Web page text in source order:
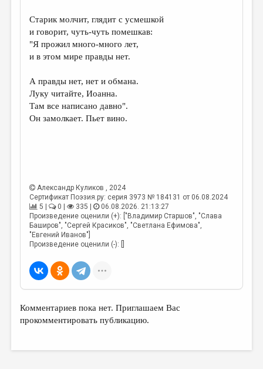
Старик молчит, глядит с усмешкой
и говорит, чуть-чуть помешкав:
"Я прожил много-много лет,
и в этом мире правды нет.
А правды нет, нет и обмана.
Луку читайте, Иоанна.
Там все написано давно".
Он замолкает. Пьет вино.
Александр Куликов , 2024
Сертификат Поэзия.ру: серия 3973 № 184131 от 06.08.2024
5 |
0 | 335 |
06.08.2026. 21:13:27
Произведение оценили (+): ["Владимир Старшов", "Слава
Баширов", "Сергей Красиков", "Светлана Ефимова",
"Евгений Иванов"]
Произведение оценили (-): []
Комментариев пока нет. Приглашаем Вас
прокомментировать публикацию.